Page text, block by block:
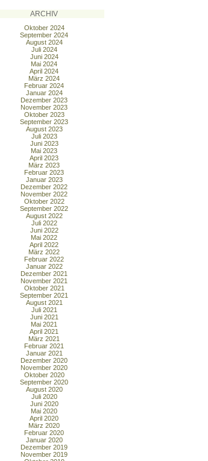
ARCHIV
Oktober 2024
September 2024
August 2024
Juli 2024
Juni 2024
Mai 2024
April 2024
März 2024
Februar 2024
Januar 2024
Dezember 2023
November 2023
Oktober 2023
September 2023
August 2023
Juli 2023
Juni 2023
Mai 2023
April 2023
März 2023
Februar 2023
Januar 2023
Dezember 2022
November 2022
Oktober 2022
September 2022
August 2022
Juli 2022
Juni 2022
Mai 2022
April 2022
März 2022
Februar 2022
Januar 2022
Dezember 2021
November 2021
Oktober 2021
September 2021
August 2021
Juli 2021
Juni 2021
Mai 2021
April 2021
März 2021
Februar 2021
Januar 2021
Dezember 2020
November 2020
Oktober 2020
September 2020
August 2020
Juli 2020
Juni 2020
Mai 2020
April 2020
März 2020
Februar 2020
Januar 2020
Dezember 2019
November 2019